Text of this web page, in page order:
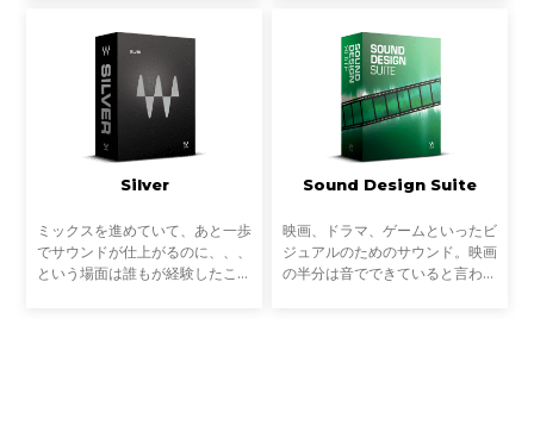
して発表するところまでもう少し
という段階。ここまでく
制作は外科手術ではありません。
激しい感情や、ふつふ
Silver
ミックスを進めていて、あと一歩
でサウンドが仕上がるのに、、、
という場面は誰もが経験したこと
Sound Design Suite
映画、ドラマ、ゲームといったビ
ジュアルのためのサウンド。映画
の半分は音でできていると言われ